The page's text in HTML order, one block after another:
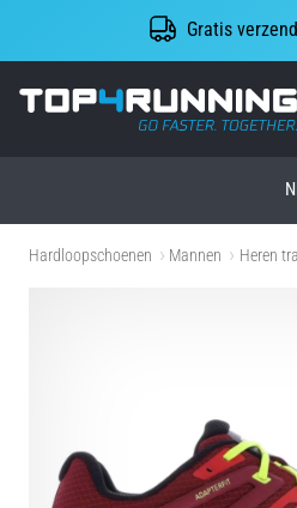
Gratis
Hardloopschoenen Mannen Heren